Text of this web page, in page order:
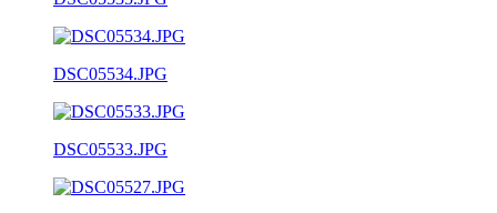
DSC05534.JPG
DSC05533.JPG